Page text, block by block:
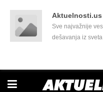
Aktuelnosti.us
Sve najvažnije
dešavanja iz
još mnogo toga